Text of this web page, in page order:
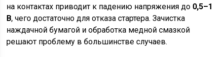
на контактах приводит к падению напряжения до 0,5–1
В, чего достаточно для отказа стартера. Зачистка
наждачной бумагой и обработка медной смазкой
решают проблему в большинстве случаев.